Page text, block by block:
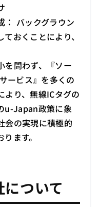
バックグラウン
おくことにより、
を問わず、『ソー
ービス』を多くの
より、無線ICタグの
u-Japan政策に象
会の実現に積極的
ます。
ついて